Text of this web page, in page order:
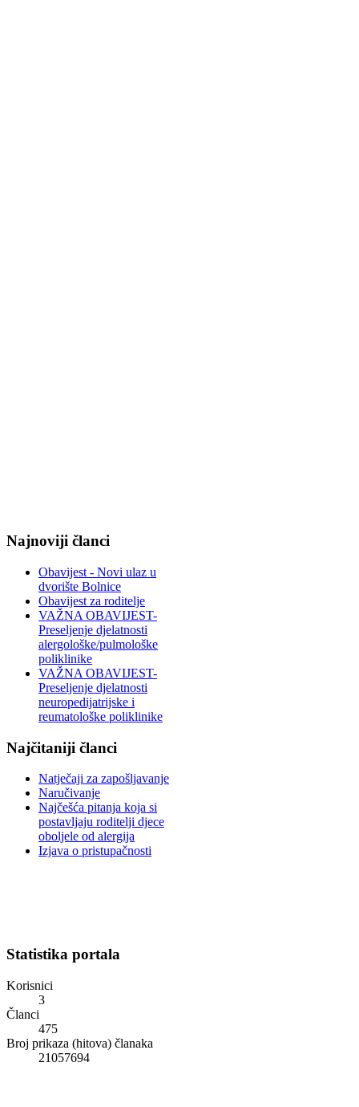
Najnoviji članci
Obavijest - Novi ulaz u
dvorište Bolnice
Obavijest za roditelje
VAŽNA OBAVIJEST-
Preseljenje djelatnosti
alergološke/pulmološke
poliklinike
VAŽNA OBAVIJEST-
Preseljenje djelatnosti
neuropedijatrijske i
reumatološke poliklinike
Najčitaniji članci
Natječaji za zapošljavanje
Naručivanje
Najčešća pitanja koja si
postavljaju roditelji djece
oboljele od alergija
Izjava o pristupačnosti
Statistika portala
Korisnici
3
Članci
475
Broj prikaza (hitova) članaka
21057694